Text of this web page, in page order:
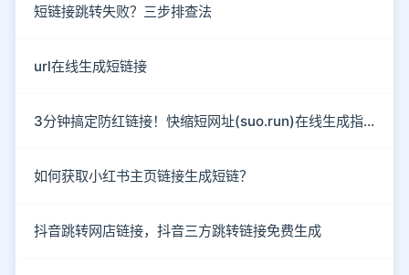
短链接跳转失败？三步排查法
url在线生成短链接
3分钟搞定防红链接！快缩短网址(suo.run)在线生成指南
如何获取小红书主页链接生成短链？
抖音跳转网店链接，抖音三方跳转链接免费生成